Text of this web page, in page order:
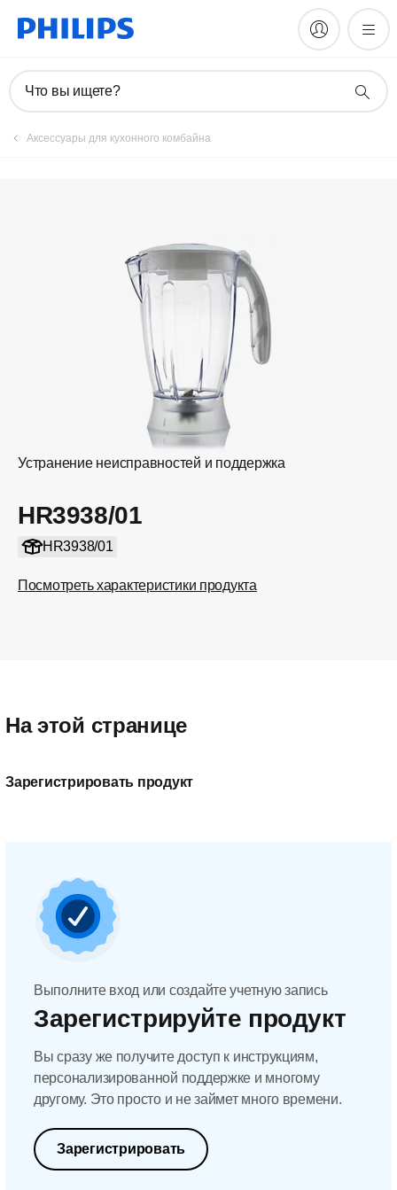
Что вы ищете?
Аксессуары для кухонного комбайна
Устранение неисправностей и поддержка
HR3938/01
HR3938/01
Посмотреть характеристики продукта
На этой странице
Зарегистрировать продукт
Выполните вход или создайте учетную запись
Зарегистрируйте продукт
Вы сразу же получите доступ к инструкциям,
персонализированной поддержке и многому
другому. Это просто и не займет много времени.
Зарегистрировать